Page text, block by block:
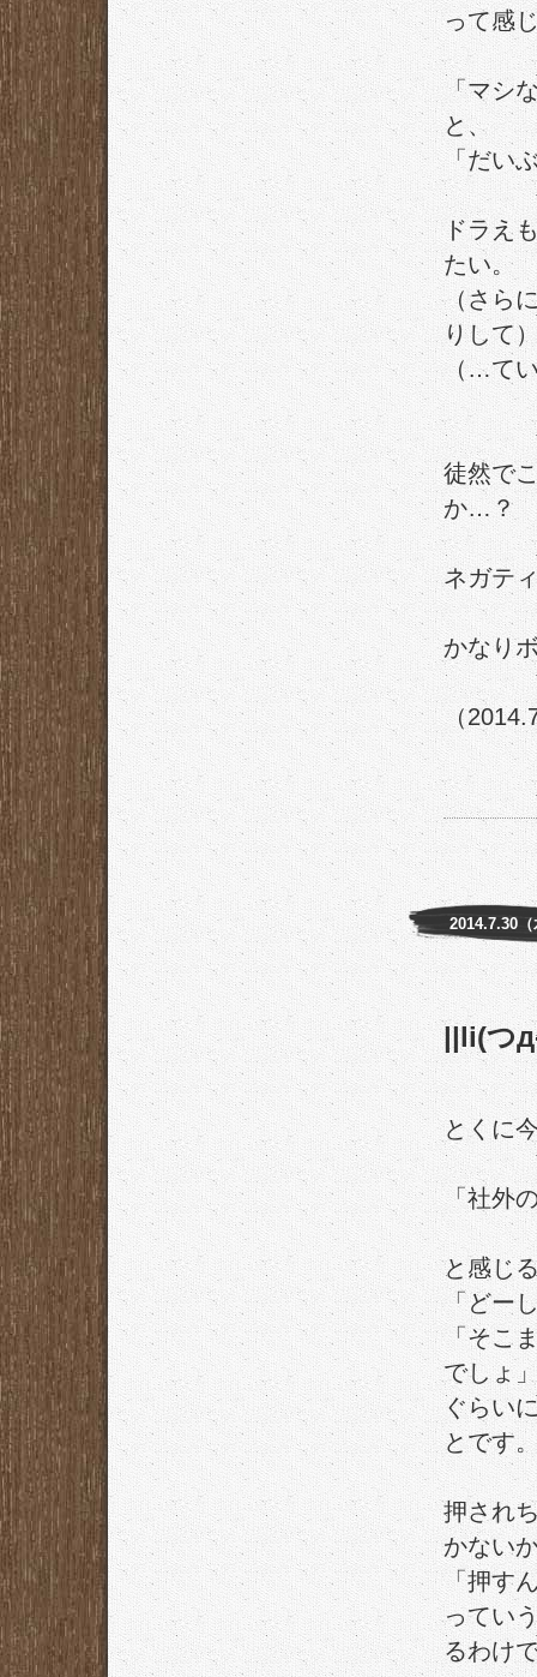
って感
「マシ
と、
「だい
ドラえ
たい。
（さら
りして
（…て
徒然で
か…？
ネガテ
かなり
（
2014.7.30（
||li(つ
とくに
「社外
と感じ
「どー
「そこ
でしょ
ぐらい
とです
押され
かない
「押す
ってい
るわけ